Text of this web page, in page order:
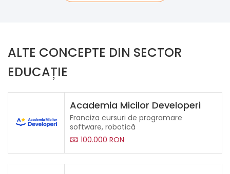
ALTE CONCEPTE DIN SECTOR
EDUCAȚIE
Academia Micilor Developeri
Franciza cursuri de programare
software, robotică
100.000 RON